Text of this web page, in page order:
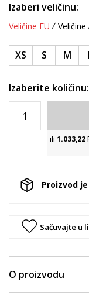
Izaberi veličinu:
Veličine EU Veličine
XS S M
Izaberite količinu:
ili 1.033,22
Proizvod
Sačuvajte u
O proizvodu